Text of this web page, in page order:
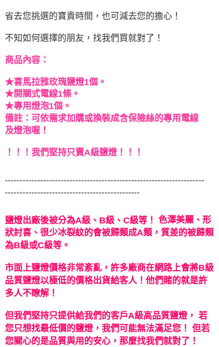
省去您挑選的寶貴時間，也可減去您的擔心！
不知如何選擇的朋友，找我們買就對了！
商品內容：
★喜馬拉雅玫瑰鹽燈1個。
★開關式電線1條。
★專用燈泡1個。
備註：可依需求加購或換裝成含保險絲的專用電線
及燈泡喔！
！！！我們堅持只賣A級鹽燈！！！
--------------------------------------------------------------------
----------------------------------------------
鹽燈出廠後被分為A級、B級、C級等！ 色澤美麗、形
狀討喜、很少冰裂紋的會被歸類成A類，質差的被歸類
為B級或C級等。
市面上鹽燈價格非常紊亂，許多廠商在網路上會將B級
品質鹽燈以極低的價格出貨給客人！ 他們賭的就是許
多人不瞭解！
但我們堅持只提供給我們的客戶A級高品質鹽燈， 若
您只想找最低價的鹽燈，我們可能無法滿足您！ 但若
您關心的是品質與用的安心，那麼找我們就對了！